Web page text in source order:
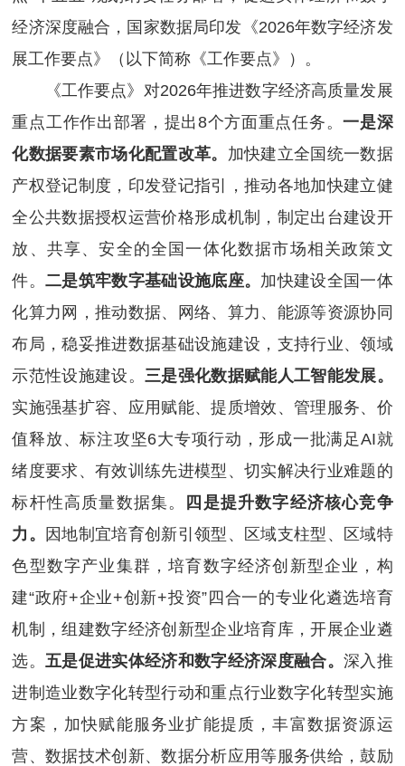
经济深度融合，国家数据局印发《2026年数字经济发
展工作要点》（以下简称《工作要点》）。
《工作要点》对2026年推进数字经济高质量发展
重点工作作出部署，提出8个方面重点任务。一是深
化数据要素市场化配置改革。 加快建立全国统一数据
产权登记制度，印发登记指引，推动各地加快建立健
全公共数据授权运营价格形成机制，制定出台建设开
放、共享、安全的全国一体化数据市场相关政策文
件。二是筑牢数字基础设施底座。 加快建设全国一体
化算力网，推动数据、网络、算力、能源等资源协同
布局，稳妥推进数据基础设施建设，支持行业、领域
示范性设施建设。 三是强化数据赋能人工智能发展。
实施强基扩容、应用赋能、提质增效、管理服务、价
值释放、标注攻坚6大专项行动，形成一批满足AI就
绪度要求、有效训练先进模型、切实解决行业难题的
标杆性高质量数据集。
四是提升数字经济核心竞争
力。
因地制宜培育创新引领型、区域支柱型、区域特
色型数字产业集群，培育数字经济创新型企业，构
建“政府+企业+创新+投资”四合一的专业化遴选培育
机制，组建数字经济创新型企业培育库，开展企业遴
选。 五是促进实体经济和数字经济深度融合。 深入推
进制造业数字化转型行动和重点行业数字化转型实施
方案，加快赋能服务业扩能提质，丰富数据资源运
营、数据技术创新、数据分析应用等服务供给，鼓励